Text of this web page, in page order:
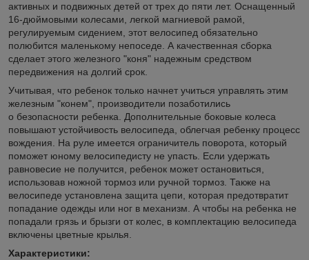
активных и подвижных детей от трех до пяти лет. Оснащенный
16-дюймовыми колесами, легкой магниевой рамой,
регулируемым сидением, этот велосипед обязательно
полюбится маленькому непоседе. А качественная сборка
сделает этого железного "коня" надежным средством
передвижения на долгий срок.
Учитывая, что ребенок только начнет учиться управлять этим
железным "конем", производители позаботились
о безопасности ребенка. Дополнительные боковые колеса
повышают устойчивость велосипеда, облегчая ребенку процесс
вождения. На руле имеется ограничитель поворота, который
поможет юному велосипедисту не упасть. Если удержать
равновесие не получится, ребенок может остановиться,
использовав ножной тормоз или ручной тормоз. Также на
велосипеде установлена защита цепи, которая предотвратит
попадание одежды или ног в механизм. А чтобы на ребенка не
попадали грязь и брызги от колес, в комплектацию велосипеда
включены цветные крылья.
Характеристики: